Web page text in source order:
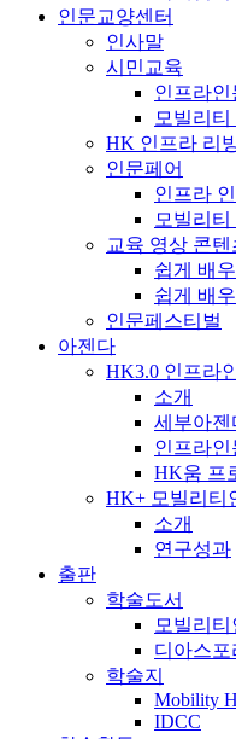
인문교양센터
인사말
시민교육
인프라
모빌리티
HK 인프라 리
인문페어
인프라
모빌리티
교육 영상 콘텐
쉽게 배
쉽게 배
인문페스티벌
아젠다
HK3.0 인프라
소개
세부아젠
인프라인
HK움 프
HK+ 모빌리티
소개
연구성과
출판
학술도서
모빌리
디아스포
학술지
Mobility
IDCC